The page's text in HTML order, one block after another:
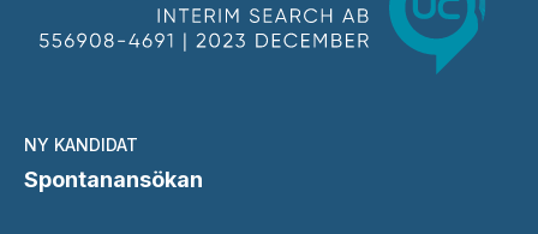
NY KANDIDAT
Spontanansökan